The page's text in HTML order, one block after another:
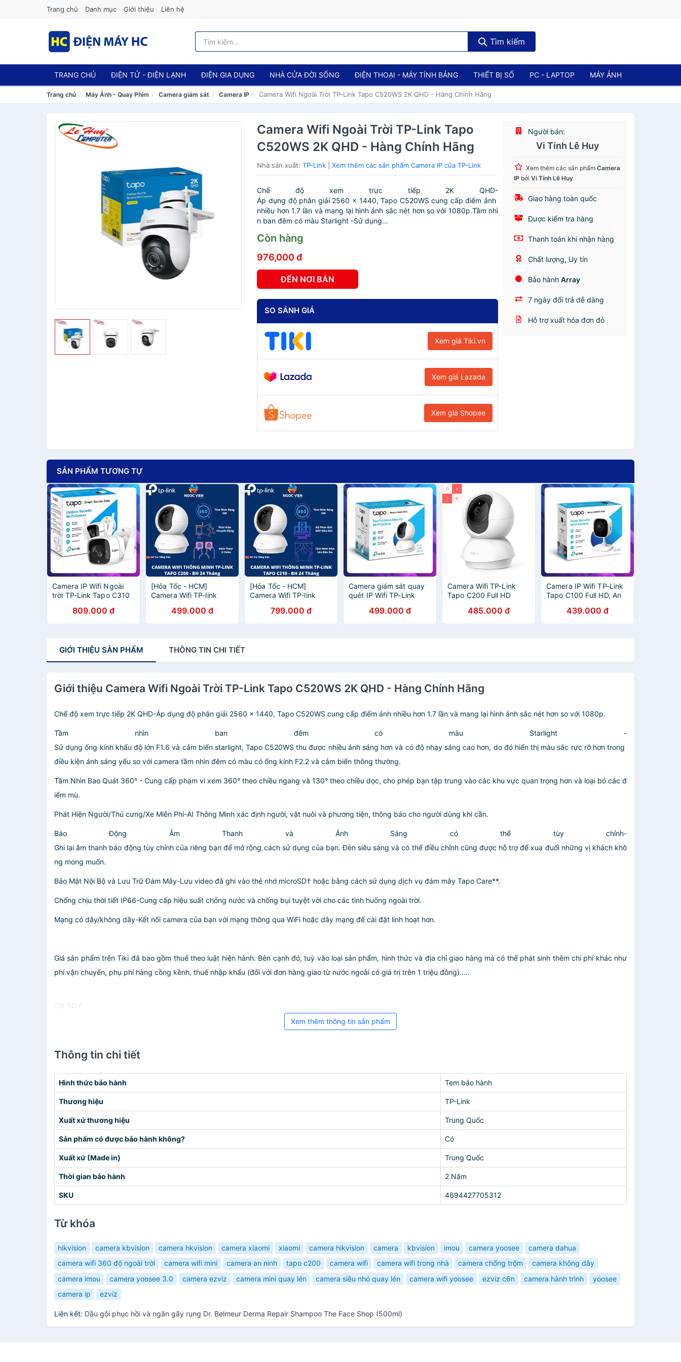
Trang chủ Danh mục Giới thiệu Liên hệ
Tìm kiếm
TRANG CHỦ ĐIỆN TỬ - ĐIỆN LẠNH ĐIỆN GIA DỤNG NHÀ CỬA ĐỜI SỐNG ĐIỆN THOẠI - MÁY TÍNH BẢNG THIẾT BỊ SỐ PC - LAPTOP MÁY ẢNH
Trang chủ Máy Ảnh - Quay Phim Camera giám sát Camera IP Camera Wifi Ngoài Trời TP-Link Tapo C520WS 2K QHD - Hàng Chính Hãng
Camera Wifi Ngoài Trời TP-Link Tapo
C520WS 2K QHD - Hàng Chính Hãng
Nhà sản xuất:TP-Link |Xem thêm các sản phẩm Camera IP của TP-Link
Chế độ xem trực tiếp 2K QHD-
Áp dụng độ phân giải 2560 × 1440, Tapo C520WS cung cấp điểm ảnh
nhiều hơn 1.7 lần và mang lại hình ảnh sắc nét hơn so với 1080p.Tầm nhì
n ban đêm có màu Starlight -Sử dụng...
Còn hàng
976,000 đ
ĐẾN NƠI BÁN
SO SÁNH GIÁ
Xem giá Tiki.vn
Xem giá Lazada
Xem giá Shopee
Người bán:
Vi Tính Lê Huy
Xem thêm các sản phẩmCamera
IP bởiVi Tính Lê Huy
Giao hàng toàn quốc
Được kiểm tra hàng
Thanh toán khi nhận hàng
Chất lượng, Uy tín
Bảo hànhArray
7 ngày đổi trả dễ dàng
Hỗ trợ xuất hóa đơn đỏ
SẢN PHẨM TƯƠNG TỰ
Camera IP Wifi Ngoài
trời TP-Link Tapo C310
Link Việt Nam)
809.000 đ
[Hỏa Tốc - HCM]
Camera Wifi TP-link
1080p | Hàng Chính
Hãng | Bảo Hành 24TH |
499.000 đ
[Hỏa Tốc - HCM]
Camera Wifi TP-link
1080p | Hàng Chính
Hãng | Bảo Hành 24TH |
799.000 đ
Camera giám sát quay
quét IP Wifi TP-Link
Ninh Gia Đình (Chính
Hãng TP-Link Việt Nam)
499.000 đ
Camera Wifi TP-Link
Tapo C200 Full HD
An Ninh Gia Đình Có Thể
Điều Chỉnh Hướng -
485.000 đ
Camera IP Wifi TP-Link
Tapo C100 Full HD, An
(Chính Hãng TP-Link
Việt Nam)
439.000 đ
GIỚI THIỆU SẢN PHẨM THÔNG TIN CHI TIẾT
Giới thiệu Camera Wifi Ngoài Trời TP-Link Tapo C520WS 2K QHD - Hàng Chính Hãng
Chế độ xem trực tiếp 2K QHD-Áp dụng độ phân giải 2560 × 1440, Tapo C520WS cung cấp điểm ảnh nhiều hơn 1.7 lần và mang lại hình ảnh sắc nét hơn so với 1080p.
Tầm nhìn ban đêm có màu Starlight -
Sử dụng ống kính khẩu độ lớn F1.6 và cảm biến starlight, Tapo C520WS thu được nhiều ánh sáng hơn và có độ nhạy sáng cao hơn, do đó hiển thị màu sắc rực rỡ hơn trong
điều kiện ánh sáng yếu so với camera tầm nhìn đêm có màu có ống kính F2.2 và cảm biến thông thường.
Tầm Nhìn Bao Quát 360° - Cung cấp phạm vi xem 360° theo chiều ngang và 130° theo chiều dọc, cho phép bạn tập trung vào các khu vực quan trọng hơn và loại bỏ các đ
iểm mù.
Phát Hiện Người/Thú cưng/Xe Miễn Phí-AI Thông Minh xác định người, vật nuôi và phương tiện, thông báo cho người dùng khi cần.
Báo Động Âm Thanh và Ánh Sáng có thể tùy chỉnh-
Ghi lại âm thanh báo động tùy chỉnh của riêng bạn để mở rộng cách sử dụng của bạn. Đèn siêu sáng và có thể điều chỉnh cũng được hỗ trợ để xua đuổi những vị khách khô
ng mong muốn.
Bảo Mật Nội Bộ và Lưu Trữ Đám Mây-Lưu video đã ghi vào thẻ nhớ microSD† hoặc bằng cách sử dụng dịch vụ đám mây Tapo Care**.
Chống chịu thời tiết IP66-Cung cấp hiệu suất chống nước và chống bụi tuyệt vời cho các tình huống ngoài trời.
Mạng có dây/không dây-Kết nối camera của bạn với mạng thông qua WiFi hoặc dây mạng để cài đặt linh hoạt hơn.
Giá sản phẩm trên Tiki đã bao gồm thuế theo luật hiện hành. Bên cạnh đó, tuỳ vào loại sản phẩm, hình thức và địa chỉ giao hàng mà có thể phát sinh thêm chi phí khác như
phí vận chuyển, phụ phí hàng cồng kềnh, thuế nhập khẩu (đối với đơn hàng giao từ nước ngoài có giá trị trên 1 triệu đồng).....
Giá ROY
Xem thêm thông tin sản phẩm
Thông tin chi tiết
Hình thức bảo hành Tem bảo hành
Thương hiệu TP-Link
Xuất xứ thương hiệu Trung Quốc
Sản phẩm có được bảo hành không? Có
Xuất xứ (Made in) Trung Quốc
Thời gian bảo hành 2 Năm
SKU 4694427705312
Từ khóa
hikvision camera kbvision camera hkvision camera xiaomi xiaomi camera hikvision camera kbvision imou camera yoosee
camera dahua
camera wifi 360 độ ngoài trời
camera wifi mini camera an ninh tapo c200 camera wifi camera wifi trong nhà camera chống trộm
camera không dây
camera imou
camera yoosee 3.0 camera ezviz camera mini quay lén camera siêu nhỏ quay lén camera wifi yoosee ezviz c6n camera hành trình
yoosee
camera ip
ezviz
Liên kết: Dầu gội phục hồi và ngăn gãy rụng Dr. Belmeur Derma Repair Shampoo The Face Shop (500ml)